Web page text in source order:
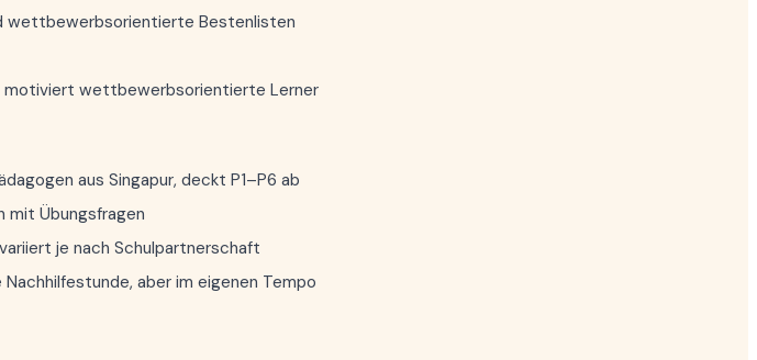
wettbewerbsorientierte Bestenlisten
motiviert wettbewerbsorientierte Lerner
aus Singapur, deckt P1–P6 ab
mit Übungsfragen
je nach Schulpartnerschaft
aber im eigenen Tempo